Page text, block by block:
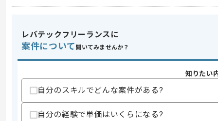
スキル
求めるスキル
・Salesforce開発経験(1年以上)
歓迎スキル
・リーダー経験
スキルに不安がある方へ
レバテックフリーランスに
案件について 聞いてみませんか？
知りたい
自分のスキルでどんな案件がある?
自分の経験で単価はいくらになる?